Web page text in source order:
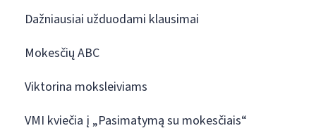
Dažniausiai užduodami klausimai
Mokesčių ABC
Viktorina moksleiviams
VMI kviečia į „Pasimatymą su mokesčiais“